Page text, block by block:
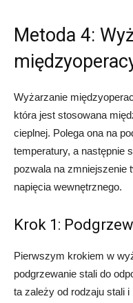
Metoda 4:
Wyżarzanie
która jest stosowana
cieplnej. Polega ona na
temperatury, a następnie
pozwala na zmniejszenie
napięcia wewnętrznego.
Krok 1:
Pierwszym krokiem w
podgrzewanie stali do
ta zależy od rodzaju stali